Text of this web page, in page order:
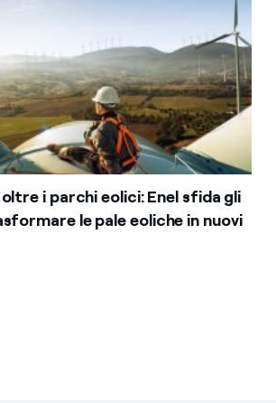
i parchi eolici: Enel sfida gli
le pale eoliche in nuovi